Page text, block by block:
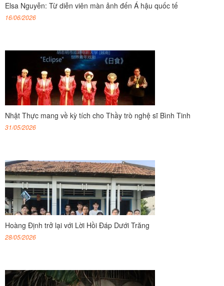
Elsa Nguyễn: Từ diễn viên màn ảnh đến Á hậu quốc tế
16/06/2026
Nhật Thực mang về kỳ tích cho Thầy trò nghệ sĩ Bình Tinh
31/05/2026
Hoàng Định trở lại với Lời Hồi Đáp Dưới Trăng
28/05/2026